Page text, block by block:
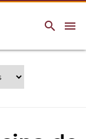
menu
search